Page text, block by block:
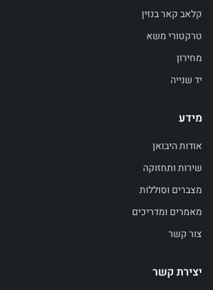
קלאב קאר בנזין
טרקטורי משא
מחירון
יד שנייה
מידע
אודות היבואן
שירות ותחזוקה
מצברים וסוללות
מאמרים ומדריכים
צור קשר
יצירת קשר